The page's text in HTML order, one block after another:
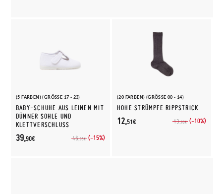
(5 FARBEN) (GRÖSSE 17 - 23)
BABY-SCHUHE AUS LEINEN MIT
DÜNNER SOHLE UND
KLETTVERSCHLUSS
46,95€ (-15%)
39,90€
(20 FARBEN) (GRÖSSE 00 - 14)
HOHE STRÜMPFE RIPPSTRICK
13,90€ (-10%)
12,51€